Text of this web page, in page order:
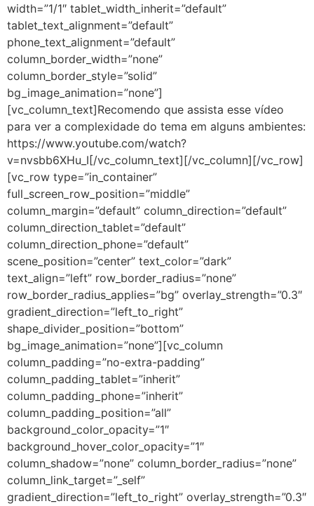
width=”1/1″ tablet_width_inherit=”default”
tablet_text_alignment=”default”
phone_text_alignment=”default”
column_border_width=”none”
column_border_style=”solid”
bg_image_animation=”none”]
[vc_column_text]Recomendo que assista esse vídeo
para ver a complexidade do tema em alguns ambientes:
https://www.youtube.com/watch?
v=nvsbb6XHu_I[/vc_column_text][/vc_column][/vc_row]
[vc_row type=”in_container”
full_screen_row_position=”middle”
column_margin=”default” column_direction=”default”
column_direction_tablet=”default”
column_direction_phone=”default”
scene_position=”center” text_color=”dark”
text_align=”left” row_border_radius=”none”
row_border_radius_applies=”bg” overlay_strength=”0.3″
gradient_direction=”left_to_right”
shape_divider_position=”bottom”
bg_image_animation=”none”][vc_column
column_padding=”no-extra-padding”
column_padding_tablet=”inherit”
column_padding_phone=”inherit”
column_padding_position=”all”
background_color_opacity=”1″
background_hover_color_opacity=”1″
column_shadow=”none” column_border_radius=”none”
column_link_target=”_self”
gradient_direction=”left_to_right” overlay_strength=”0.3″